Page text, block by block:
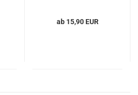
ab 15,90 EUR